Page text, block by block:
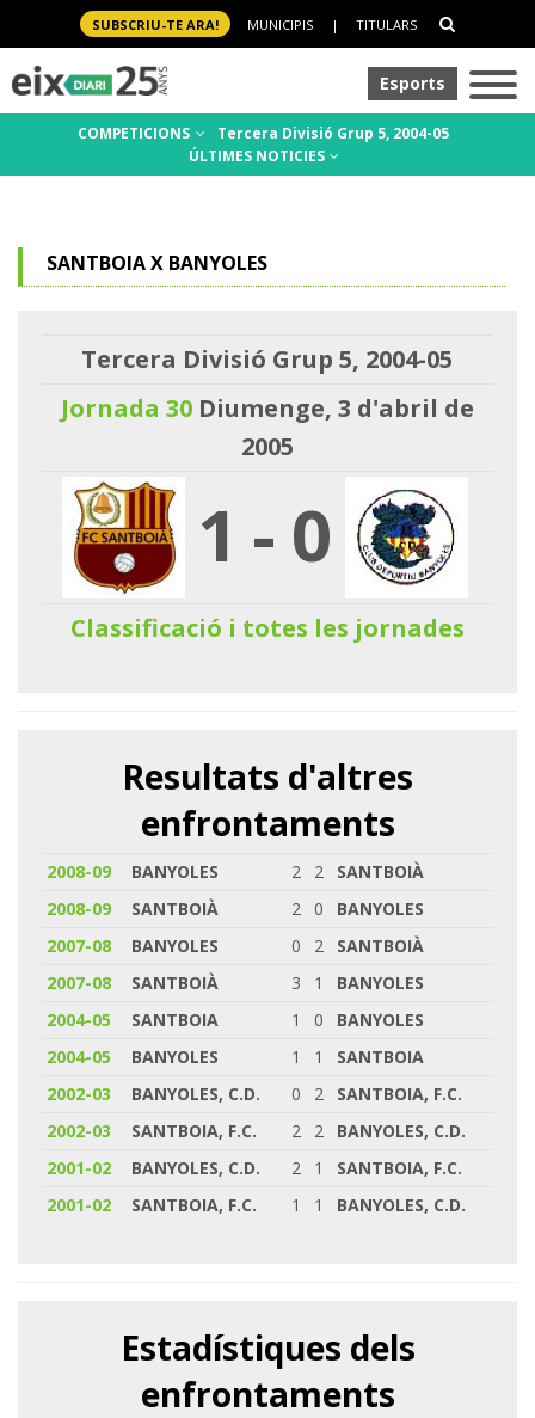
SUBSCRIU-TE ARA! MUNICIPIS | TITULARS
Esports
COMPETICIONS
Tercera Divisió Grup 5, 2004-05
ÚLTIMES NOTICIES
SANTBOIA X BANYOLES
Tercera Divisió Grup 5, 2004-05
Jornada 30Diumenge, 3 d'abril de
2005
1 - 0
Classificació i totes les jornades
Resultats d'altres
enfrontaments
2008-09 BANYOLES 2 2
SANTBOIÀ
2008-09
SANTBOIÀ 2 0
BANYOLES
2007-08
BANYOLES 0 2
SANTBOIÀ
2007-08
SANTBOIÀ 3 1
BANYOLES
2004-05
SANTBOIA 1 0
BANYOLES
2004-05
BANYOLES 1 1
SANTBOIA
2002-03
BANYOLES, C.D. 0 2
SANTBOIA, F.C.
2002-03
SANTBOIA, F.C. 2 2
BANYOLES, C.D.
2001-02
BANYOLES, C.D. 2 1
SANTBOIA, F.C.
2001-02
SANTBOIA, F.C. 1 1 BANYOLES, C.D.
Estadístiques dels
enfrontaments